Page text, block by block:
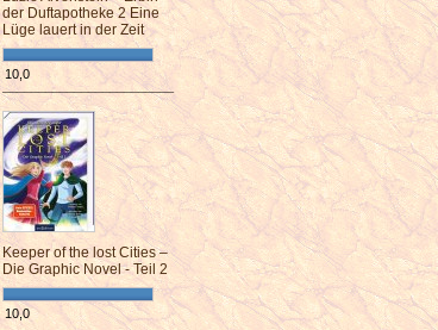
der Duftapotheke 2 Eine
Lüge lauert in der Zeit
10,0
¯¯¯¯¯¯¯¯¯¯¯¯¯¯¯¯¯¯¯¯¯¯¯¯
Keeper of the lost Cities –
Die Graphic Novel - Teil 2
10,0